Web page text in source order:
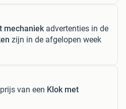
mechaniekadvertenties in de
zijn in de afgelopen week
van een Klok met